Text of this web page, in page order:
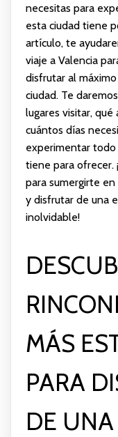
necesitas para
esta ciudad tiene
artículo, te
viaje a Valencia
disfrutar al
ciudad. Te
lugares visitar, qué
cuántos días
experimentar
tiene para ofrecer.
para sumergirte
y disfrutar de una
inolvidable!
MÁS
PARA
DE